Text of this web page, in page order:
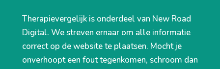
Therapievergelijk is onderdeel van New Road
Digital. We streven ernaar om alle informatie
correct op de website te plaatsen. Mocht je
onverhoopt een fout tegenkomen, schroom dan